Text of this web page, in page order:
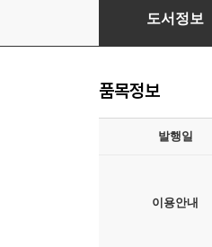
일놀놀일
도서정보
품목정보
발행일
이용안내